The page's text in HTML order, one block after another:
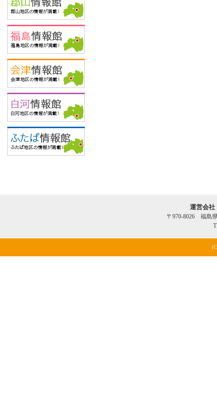
運営会
〒970-8026 福島